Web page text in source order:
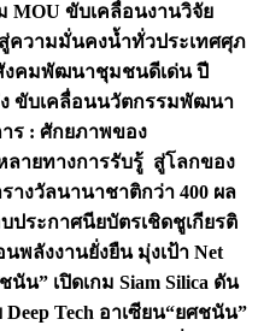
MOU ขับเคลื่อนงานวิจัย
ความมั่นคงน้ำทั่วประเทศศุภ
งคมพัฒนาชุมชนดีเด่น ปี
ง ขับเคลื่อนนวัตกรรมพัฒนา
าร : ศักยภาพของ
ลายทางการรับรู้ สู่โลกของ
างวัลนานาชาติกว่า 400 ผล
ประกาศนียบัตรเชิดชูเกียรติ
ลังงานยั่งยืน มุ่งเป้า Net
นัน” เปิดเกม Siam Silica ดัน
Tech อาเซียน“ยศชนัน”